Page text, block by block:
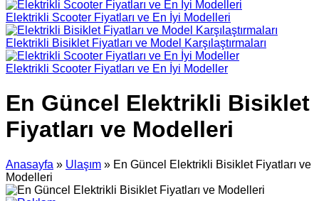
Elektrikli Scooter Fiyatları ve En İyi Modelleri
Elektrikli Bisiklet Fiyatları ve Model Karşılaştırmaları
Elektrikli Scooter Fiyatları ve En İyi Modeller
En Güncel Elektrikli Bisiklet
Fiyatları ve Modelleri
Anasayfa » Ulaşım » En Güncel Elektrikli Bisiklet Fiyatları ve
Modelleri